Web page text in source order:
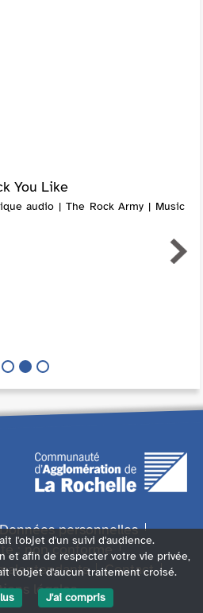
You Like
audio | The Rock Army | Music
personnelles
: non conforme
Contact
légales
l'objet d'un suivi d'audience.
et afin de respecter votre vie privée,
l'objet d'aucun traitement croisé.
J'ai compris